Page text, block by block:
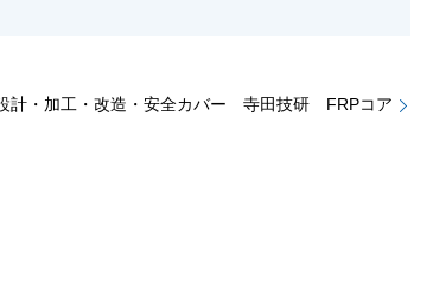
計・加工・改造・安全カバー 寺田技研 FRPコア